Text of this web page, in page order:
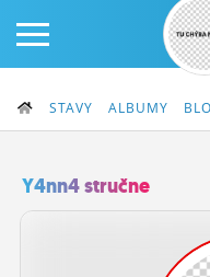
STAVY ALBUMY
Y4nn4 stručne